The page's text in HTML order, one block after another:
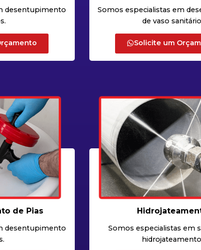
desentupimento
Somos especialistas em
de vaso
Solicite um
de Pias
desentupimento
Somos especialistas em